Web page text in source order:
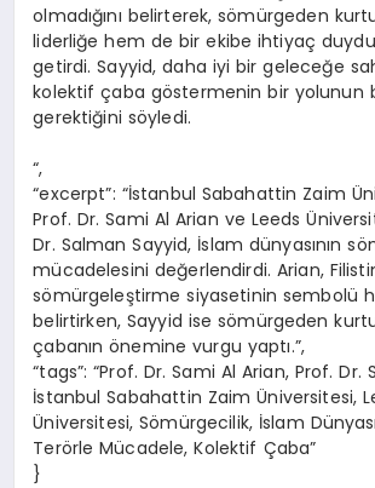
olmadığını belirterek, sömürgeden
liderliğe hem de bir ekibe ihtiyaç
getirdi. Sayyid, daha iyi bir geleceğe
kolektif çaba göstermenin bir yolunun
gerektiğini söyledi.
“,
“excerpt”: “İstanbul Sabahattin Zaim
Prof. Dr. Sami Al Arian ve Leeds
Dr. Salman Sayyid, İslam dünyasının
mücadelesini değerlendirdi. Arian,
sömürgeleştirme siyasetinin sembolü
belirtirken, Sayyid ise sömürgeden
çabanın önemine vurgu yaptı.”,
“tags”: “Prof. Dr. Sami Al Arian, Prof. Dr.
İstanbul Sabahattin Zaim Üniversitesi,
Üniversitesi, Sömürgecilik, İslam
Terörle Mücadele, Kolektif Çaba”
}